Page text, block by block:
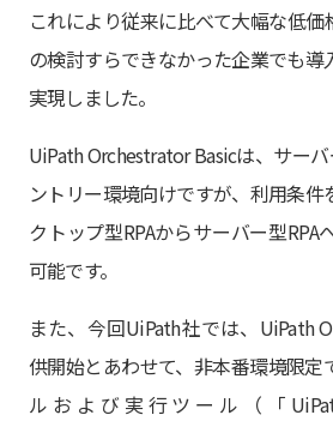
これにより従来に比べて大幅な低
の検討すらできなかった企業でも導
実現しました。
UiPath Orchestrator Basicは、サー
ントリー環境向けですが、利用条
クトップ型RPAからサーバー型
可能です。
また、今回UiPath社では、UiPath
供開始とあわせて、非本番環境限定
ルおよび実行ツール（「